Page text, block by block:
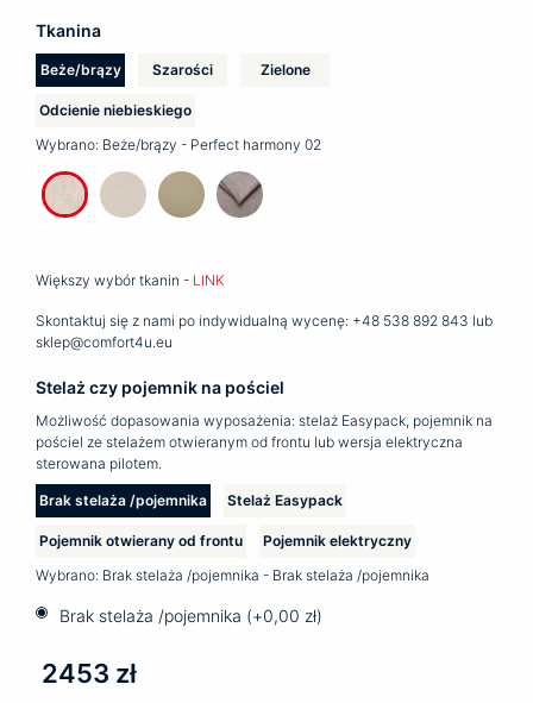
Tkanina
Beże/brązy Szarości Zielone
Odcienie niebieskiego
Wybrano: Beże/brązy - Perfect harmony 02
Większy wybór tkanin - LINK
Skontaktuj się z nami po indywidualną wycenę: +48 538 892 843 lub
sklep@comfort4u.eu
Stelaż czy pojemnik na pościel
Możliwość dopasowania wyposażenia: stelaż Easypack, pojemnik na
pościel ze stelażem otwieranym od frontu lub wersja elektryczna
sterowana pilotem.
Brak stelaża /pojemnika Stelaż Easypack
Pojemnik otwierany od frontu
Pojemnik elektryczny
Wybrano: Brak stelaża /pojemnika - Brak stelaża /pojemnika
Brak stelaża /pojemnika (+0,00 zł)
2453 zł